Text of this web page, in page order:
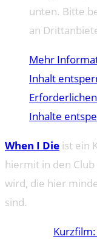
unten. Bitte
an
Mehr
Inhalt
Inhalte
When I Die ist ein
hiermit in den
wird, die hier
sind.